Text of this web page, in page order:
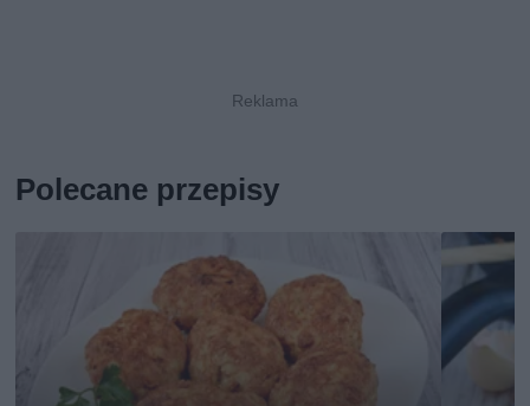
Polecane przepisy